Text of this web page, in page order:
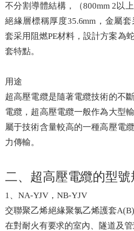
不分割導體結構，（800mm 2以
絕緣層標稱厚度35.6mm，金屬
套采用阻燃PE材料，設計方案為
套特點。
用途
超高壓電纜是隨著電纜技術的不
電纜，超高壓電纜一般作為大型
屬于技術含量較高的一種高壓電
力傳輸。
二、超高壓電纜的型號
1、NA-YJV，NB-YJV
交聯聚乙烯絕緣聚氯乙烯護套
在對耐火有要求的室內、隧道及管